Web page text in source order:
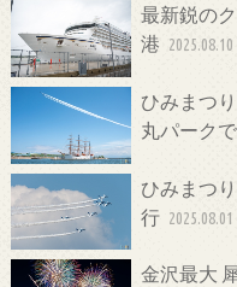
最新鋭の
港 2025.08.10
ひみまつ
丸パーク
ひみまつ
行 2025.08.01
金沢最大